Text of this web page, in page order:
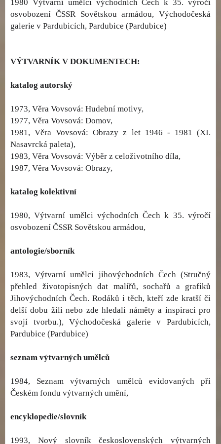
1980 Výtvarní umělci východních Čech k 35. výročí
osvobození ČSSR Sovětskou armádou, Východočeská
galerie v Pardubicích, Pardubice (Pardubice)
VÝTVARNÍK V DOKUMENTECH:
katalog autorský
1973, Věra Vovsová: Hudební motivy,
1977, Věra Vovsová: Domov,
1981, Věra Vovsová: Obrazy z let 1946 - 1981 (XI.
Nasavrcká paleta),
1983, Věra Vovsová: Výběr z celoživotního díla,
1987, Věra Vovsová: Obrazy,
katalog kolektivní
1980, Výtvarní umělci východních Čech k 35. výročí
osvobození ČSSR Sovětskou armádou,
antologie/sborník
1983, Výtvarní umělci jihovýchodních Čech (Stručný
přehled životopisných dat malířů, sochařů a grafiků
Jihovýchodních Čech. Rodáků i těch, kteří zde kratší či
delší dobu žili nebo zde hledali náměty a inspiraci pro
svojí tvorbu.), Východočeská galerie v Pardubicích,
Pardubice (Pardubice)
seznam výtvarných umělců
1984, Seznam výtvarných umělců evidovaných při
Českém fondu výtvarných umění,
encyklopedie/slovník
1993, Nový slovník československých výtvarných